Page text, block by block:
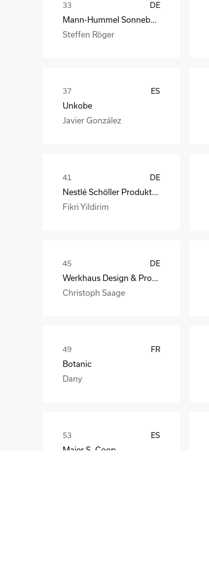
DE
Mann-Hummel Sonneberg
Steffen Röger
ES
Unkobe
Javier González
DE
Fikri Yildirim
DE
Christoph Saage
FR
Botanic
Dany
ES
Maier S. Coop